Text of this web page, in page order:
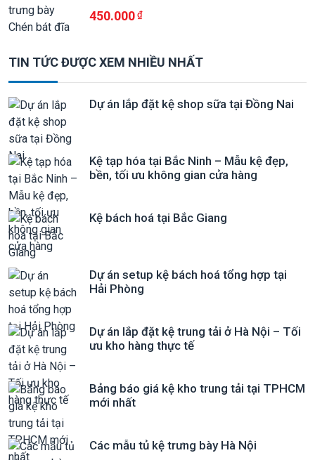
450.000
TIN TỨC ĐƯỢC XEM NHIỀU NHẤT
Dự án lắp đặt kệ shop sữa tại Đồng Nai
Kệ tạp hóa tại Bắc Ninh – Mẫu kệ đẹp,
bền, tối ưu không gian cửa hàng
Kệ bách hoá tại Bắc Giang
Dự án setup kệ bách hoá tổng hợp tại
Hải Phòng
Dự án lắp đặt kệ trung tải ở Hà Nội – Tối
ưu kho hàng thực tế
Bảng báo giá kệ kho trung tải tại TPHCM
mới nhất
Các mẫu tủ kệ trưng bày Hà Nội